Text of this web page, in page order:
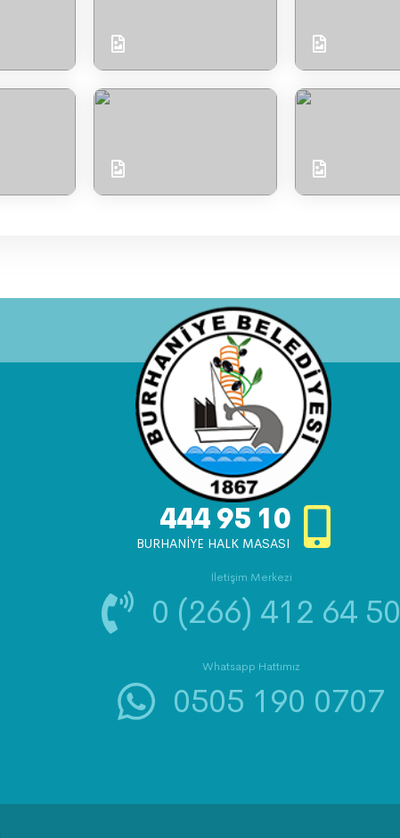
444 95 10
BURHANİYE HALK MASASI
İletişim Merkezi
0 (266) 412 64 50
Whatsapp Hattımız
0505 190 0707